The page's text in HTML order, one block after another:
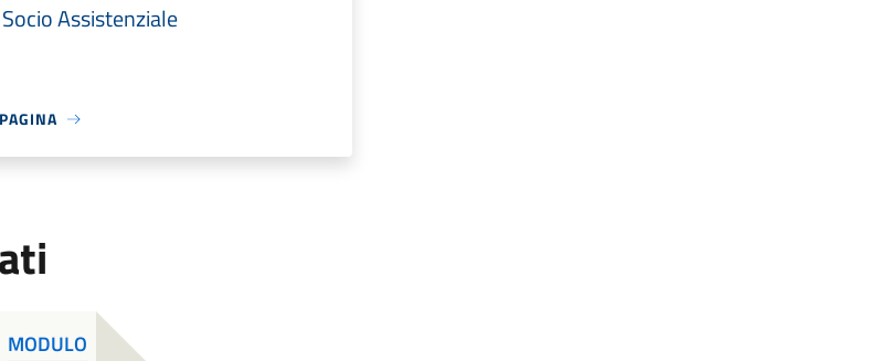
Assistenziale
MODULO